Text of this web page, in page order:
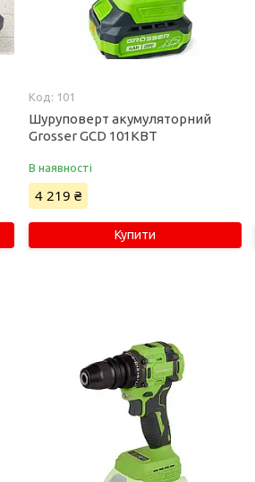
101
Шуруповерт акумуляторний
Grosser GCD 101KBT
В наявності
4 219 ₴
Купити